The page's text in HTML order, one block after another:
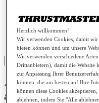
Gamepads
Spieleheadsets
Farming / Trucking
Ersatzteile
Sign in
Are gloves
a Thrustmaster
Herzlich willkommen!
Wir verwenden Cookies, damit
bieten können und um unsere
Wir verwenden verschiedene
Drittanbietern), damit die Website
zur Anpassung Ihrer
können, die am besten auf Ihre
können diese Cookies
ablehnen, indem Sie "Alle